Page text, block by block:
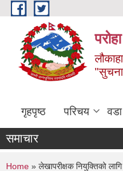
Skip to main content
"सुचना
गृहपृष्ठ परिचय
समाचार
Home » लेखापरीक्षक नियुक्तिको